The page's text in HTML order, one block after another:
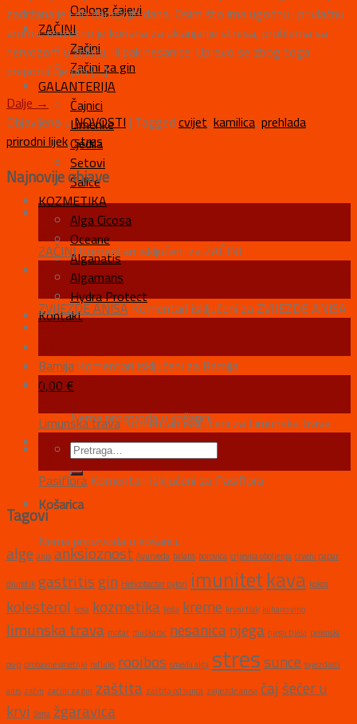
Oolong čajevi
ZAČINI
Začini
Začini za gin
GALANTERIJA
Čajnici
Limenke
Cjedila
Setovi
Šalice
KOZMETIKA
Alga Cicosa
Oceane
Alganatis
Algamaris
Hydra Protect
Kontakt
0,00 €
Nema proizvoda u košarici.
Košarica
Nema proizvoda u košarici.
zadržana je i do današnjih dana. Osim što ima ugodnu i privlačnu
aromu, izuzetno je korisna za uklanjanje stresa, problema sa
nervozom u želucu, ili pak nesanice. Upravo se zbog toga
preporučuje piti […]
Dalje →
Objavljeno uNOVOSTI | Tagged cvijet, kamilica, prehlada,
prirodni lijek,stres
Najnovije objave
28
ZAČINIKomentari isključeni za ZAČINI
ZVIJEZDE ANISAKomentari isključeni za ZVIJEZDE ANISA
14
Bamija Komentari isključeni za Bamija
29
Limunska travaKomentari isključeni za Limunska trava
Pasiflora Komentari isključeni za Pasiflora
Tagovi
alge anis anksioznost Ayurveda balans borovica crijevna oboljenja crveni papar
diuretik gastritisgin Helicobacter pylori imunitetkava kokos
kolesterol kosa kozmetika koža kreme krvni tlak kuhano vino
limunska trava motar muškarac nesanicanjega njega tijela pelenski
osip probavne smetnje refluks rooibos smeđa alga stressunce svjezdasti
anis začin začini za gin zaštita zaštita od sunca zvijezde anisa čaj šećer u
krvi žena žgaravica